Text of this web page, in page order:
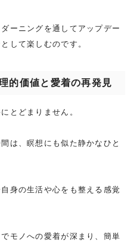
ーニングを通してアップデー
して楽しむのです。
的価値と愛着の再発見
とどまりません。
は、瞑想にも似た静かなひと
身の生活や心をも整える感覚
モノへの愛着が深まり、簡単